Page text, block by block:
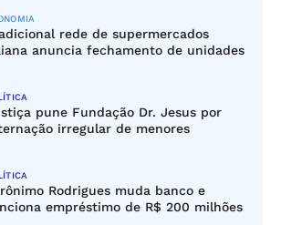
rede de supermercados
anuncia fechamento de unidades
pune Fundação Dr. Jesus por
irregular de menores
Rodrigues muda banco e
empréstimo de R$ 200 milhões